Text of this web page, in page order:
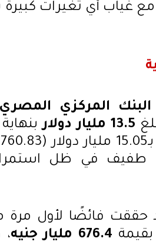
غياب أي تغيرات كبيرة
البنك المركزي المصري
13.5 مليار دولار
طفيف في ظل
حققت فائضًا لأول مرة
676.4 مليار جنيه
،